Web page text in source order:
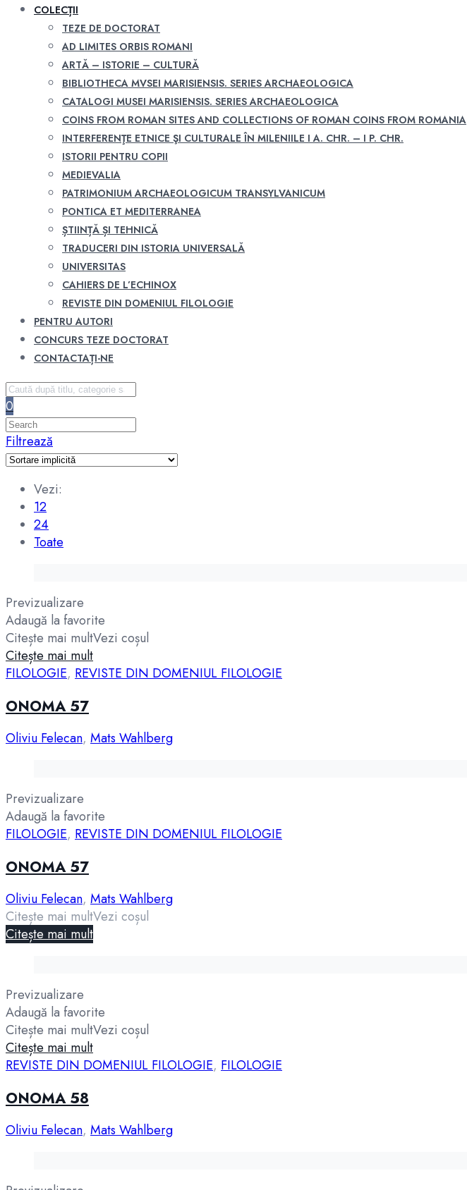
COLECȚII
TEZE DE DOCTORAT
AD LIMITES ORBIS ROMANI
ARTĂ – ISTORIE – CULTURĂ
BIBLIOTHECA MVSEI MARISIENSIS. SERIES ARCHAEOLOGICA
CATALOGI MUSEI MARISIENSIS. SERIES ARCHAEOLOGICA
COINS FROM ROMAN SITES AND COLLECTIONS OF ROMAN COINS FROM ROMANIA
INTERFERENŢE ETNICE ŞI CULTURALE ÎN MILENIILE I A. CHR. – I P. CHR.
ISTORII PENTRU COPII
MEDIEVALIA
PATRIMONIUM ARCHAEOLOGICUM TRANSYLVANICUM
PONTICA ET MEDITERRANEA
ȘTIINȚĂ ȘI TEHNICĂ
TRADUCERI DIN ISTORIA UNIVERSALĂ
UNIVERSITAS
CAHIERS DE L’ECHINOX
REVISTE DIN DOMENIUL FILOLOGIE
PENTRU AUTORI
CONCURS TEZE DOCTORAT
CONTACTAȚI-NE
0
Filtrează
Vezi:
12
24
Toate
Previzualizare
Adaugă la favorite
Citește mai multVezi coșul
Citește mai mult
FILOLOGIE, REVISTE DIN DOMENIUL FILOLOGIE
ONOMA 57
Oliviu Felecan, Mats Wahlberg
Previzualizare
Adaugă la favorite
FILOLOGIE, REVISTE DIN DOMENIUL FILOLOGIE
ONOMA 57
Oliviu Felecan, Mats Wahlberg
Citește mai multVezi coșul
Citește mai mult
Previzualizare
Adaugă la favorite
Citește mai multVezi coșul
Citește mai mult
REVISTE DIN DOMENIUL FILOLOGIE, FILOLOGIE
ONOMA 58
Oliviu Felecan, Mats Wahlberg